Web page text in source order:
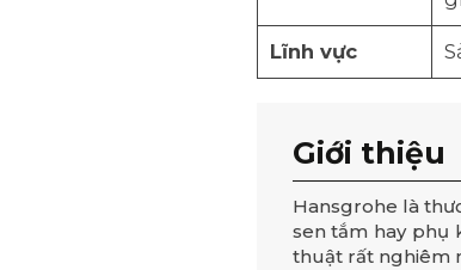
Lĩnh vực
Giới thiệu
Hansgrohe là
sen tắm hay phụ
thuật rất nghiêm